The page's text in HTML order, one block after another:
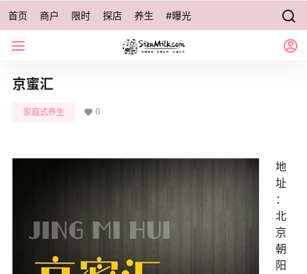
首页 商户 限时 探店 养生 #曝光
京蜜汇
家庭式养生 0
地
址
：
北
京
朝
阳